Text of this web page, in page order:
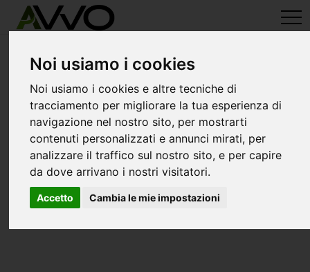
Noi usiamo i cookies
Noi usiamo i cookies e altre tecniche di
tracciamento per migliorare la tua esperienza di
navigazione nel nostro sito, per mostrarti
contenuti personalizzati e annunci mirati, per
analizzare il traffico sul nostro sito, e per capire
da dove arrivano i nostri visitatori.
Accetto Cambia le mie impostazioni
avvo-it>Latina> Avvocati gaeta c/ uff.leg.com.gaeta